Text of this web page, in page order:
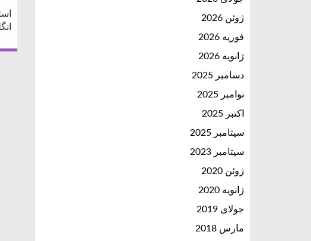
ژوئن 2026
فوریه 2026
ژانویه 2026
دسامبر 2025
نوامبر 2025
اکتبر 2025
سپتامبر 2025
سپتامبر 2023
ژوئن 2020
ژانویه 2020
جولای 2019
مارس 2018